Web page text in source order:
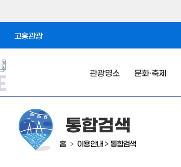
고흥관광
관광명소 문화·축제
통합검색
홈 > 이용안내 > 통합검색